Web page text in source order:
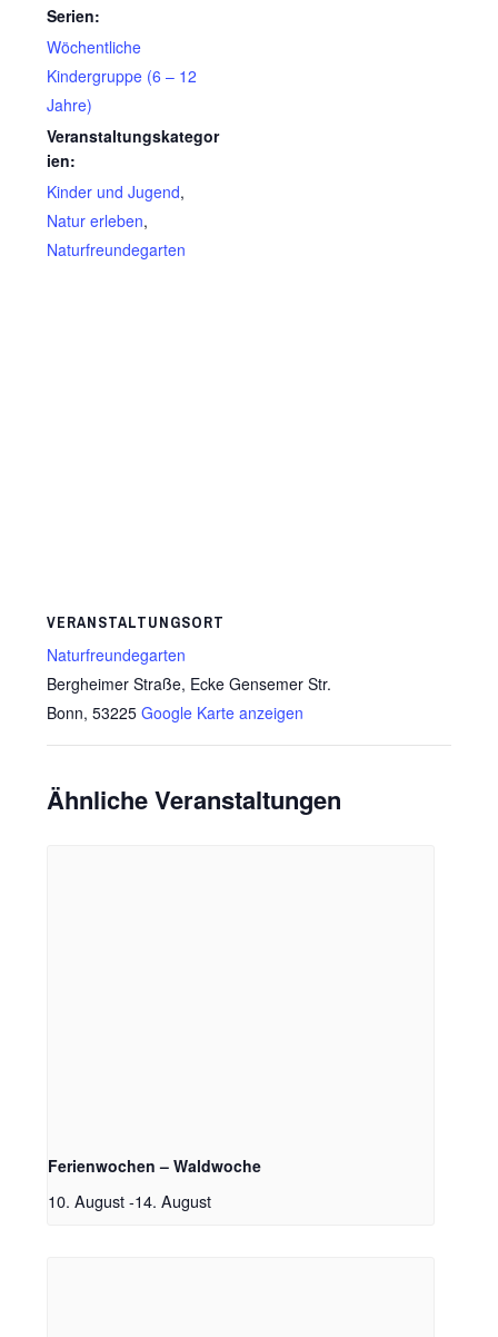
Serien:
Wöchentliche
Kindergruppe (6 – 12
Jahre)
Veranstaltungskategor
ien:
Kinder und Jugend,
Natur erleben,
Naturfreundegarten
VERANSTALTUNGSORT
Naturfreundegarten
Bergheimer Straße, Ecke Gensemer Str.
Bonn, 53225 Google Karte anzeigen
Ähnliche Veranstaltungen
Ferienwochen – Waldwoche
10. August -14. August